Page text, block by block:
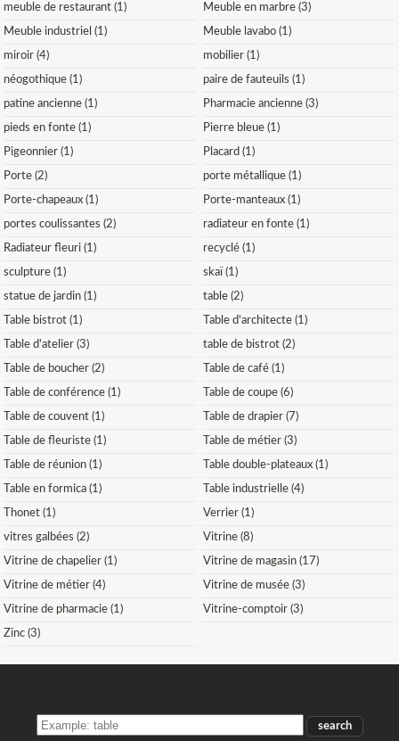
meuble de restaurant (1) Meuble en marbre (3)
Meuble industriel (1) Meuble lavabo (1)
miroir (4) mobilier (1)
néogothique (1) paire de fauteuils (1)
patine ancienne (1) Pharmacie ancienne (3)
pieds en fonte (1) Pierre bleue (1)
Pigeonnier (1) Placard (1)
Porte (2) porte métallique (1)
Porte-chapeaux (1) Porte-manteaux (1)
portes coulissantes (2) radiateur en fonte (1)
Radiateur fleuri (1) recyclé (1)
sculpture (1) skaï (1)
statue de jardin (1) table (2)
Table bistrot (1) Table d'architecte (1)
Table d'atelier (3) table de bistrot (2)
Table de boucher (2) Table de café (1)
Table de conférence (1) Table de coupe (6)
Table de couvent (1) Table de drapier (7)
Table de fleuriste (1) Table de métier (3)
Table de réunion (1) Table double-plateaux (1)
Table en formica (1) Table industrielle (4)
Thonet (1) Verrier (1)
vitres galbées (2) Vitrine (8)
Vitrine de chapelier (1) Vitrine de magasin (17)
Vitrine de métier (4) Vitrine de musée (3)
Vitrine de pharmacie (1) Vitrine-comptoir (3)
Zinc (3)
SEARCH